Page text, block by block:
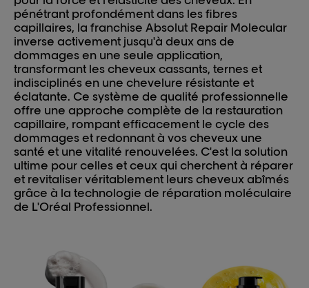
pénétrant profondément dans les fibres
capillaires, la franchise Absolut Repair Molecular
inverse activement jusqu'à deux ans de
dommages en une seule application,
transformant les cheveux cassants, ternes et
indisciplinés en une chevelure résistante et
éclatante. Ce système de qualité professionnelle
offre une approche complète de la restauration
capillaire, rompant efficacement le cycle des
dommages et redonnant à vos cheveux une
santé et une vitalité renouvelées. C'est la solution
ultime pour celles et ceux qui cherchent à réparer
et revitaliser véritablement leurs cheveux abîmés
grâce à la technologie de réparation moléculaire
de L'Oréal Professionnel.